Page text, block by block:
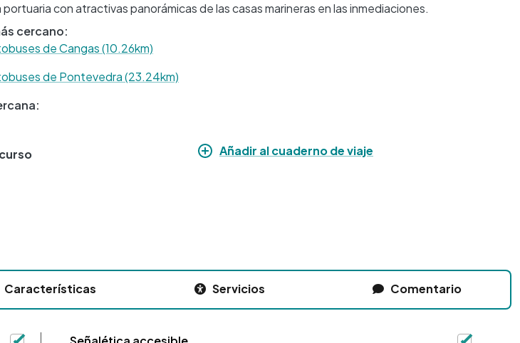
portuaria con atractivas panorámicas de las casas marineras en las inmediaciones.
cercano:
de Cangas (10.26km)
de Pontevedra (23.24km)
Añadir al cuaderno de viaje
Características Servicios Comentario